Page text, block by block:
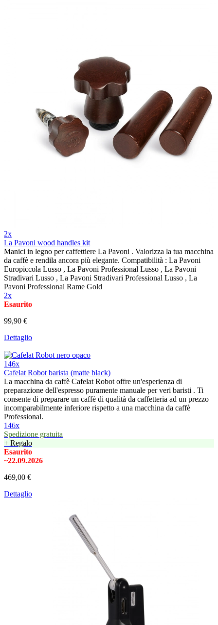
2x
La Pavoni wood handles kit
Manici in legno per caffettiere La Pavoni . Valorizza la tua macchina
da caffè e rendila ancora più elegante. Compatibilità : La Pavoni
Europiccola Lusso , La Pavoni Professional Lusso , La Pavoni
Stradivari Lusso , La Pavoni Stradivari Professional Lusso , La
Pavoni Professional Rame Gold
2x
Esaurito
99,90 €
Dettaglio
146x
Cafelat Robot barista (matte black)
La macchina da caffè Cafelat Robot offre un'esperienza di
preparazione dell'espresso puramente manuale per veri baristi . Ti
consente di preparare un caffè di qualità da caffetteria ad un prezzo
incomparabilmente inferiore rispetto a una macchina da caffè
Professional.
146x
Spedizione gratuita
+ Regalo
Esaurito
~22.09.2026
469,00 €
Dettaglio